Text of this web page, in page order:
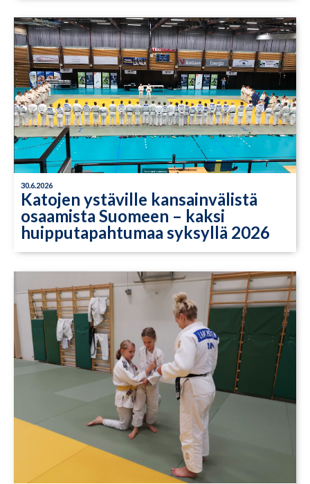
30.6.2026
Katojen ystäville kansainvälistä
osaamista Suomeen – kaksi
huipputapahtumaa syksyllä 2026